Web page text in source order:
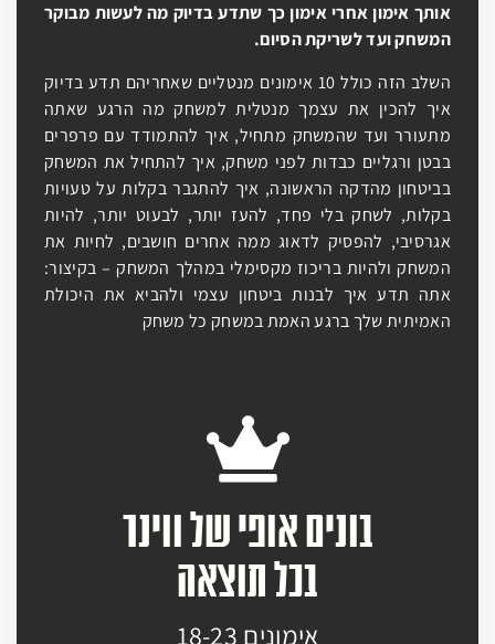
אותך אימון אחרי אימון כך שתדע בדיוק מה לעשות מבוקר
המשחק ועד לשריקת הסיום.
השלב הזה כולל 10 אימונים מנטליים שאחריהם תדע בדיוק
איך להכין את עצמך מנטלית למשחק מה הרגע שאתה
מתעורר ועד שהמשחק מתחיל, איך להתמודד עם פרפרים
בבטן ורגליים כבדות לפני משחק, איך להתחיל את המשחק
בביטחון מהדקה הראשונה, איך להתגבר בקלות על טעויות
בקלות, לשחק בלי פחד, להעז יותר, לבעוט יותר, להיות
אגרסיבי, להפסיק לדאוג ממה אחרים חושבים, לחיות את
המשחק ולהיות בריכוז מקסימלי במהלך המשחק – בקיצור:
אתה תדע איך לבנות ביטחון עצמי ולהביא את היכולת
האמיתית שלך ברגע האמת במשחק כל משחק
בונים אופי של ווינר
בכל תוצאה
אימונים 18-23